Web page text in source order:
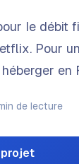
le débit
Pour
en
de lecture